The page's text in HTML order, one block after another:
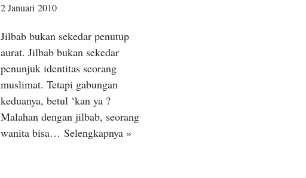
2 Januari 2010
Jilbab bukan sekedar penutup
aurat. Jilbab bukan sekedar
penunjuk identitas seorang
muslimat. Tetapi gabungan
keduanya, betul ‘kan ya ?
Malahan dengan jilbab, seorang
wanita bisa… Selengkapnya »